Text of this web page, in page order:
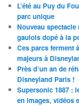
L’été au Puy du
parc unique
Nouveau
gaulois dopé à la
Ces parcs ferment
majeurs à
Près d’un an de
Disneyland Paris !
Supersonic 1887 :
en images, vidéos